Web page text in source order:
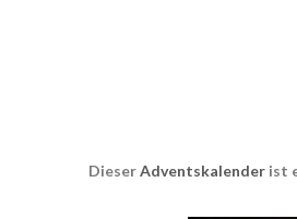
DieserAdventskalenderist